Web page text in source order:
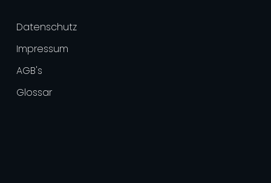
Datenschutz
Impressum
AGB's
Glossar